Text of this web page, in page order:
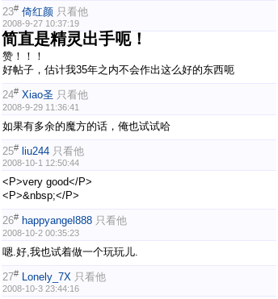
23# 倚红颜 只看他
2008-9-27 10:37:19
简直是精灵出手呃！
赞！！！
好帖子，估计我35年之内不会作出这么好的东西呃
24# Xiao圣 只看他
2008-9-29 11:36:41
如果有多余的魔方的话，俺也试试哈
25# liu244 只看他
2008-10-1 12:50:44
<P>very good</P>
<P>&nbsp;</P>
26# happyangel888 只看他
2008-10-2 00:35:23
嗯.好,我也试着做一个玩玩儿.
27# Lonely_7X 只看他
2008-10-3 23:44:16